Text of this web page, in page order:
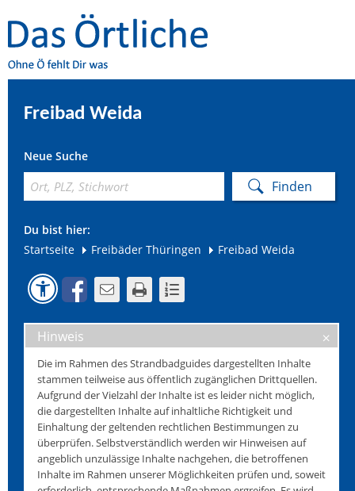
Freibad Weida
Neue Suche
Du bist hier:
Startseite
Freibäder Thüringen Freibad Weida
Hinweis
Die im Rahmen des Strandbadguides dargestellten Inhalte
stammen teilweise aus öffentlich zugänglichen Drittquellen.
Aufgrund der Vielzahl der Inhalte ist es leider nicht möglich,
die dargestellten Inhalte auf inhaltliche Richtigkeit und
Einhaltung der geltenden rechtlichen Bestimmungen zu
überprüfen. Selbstverständlich werden wir Hinweisen auf
angeblich unzulässige Inhalte nachgehen, die betroffenen
Inhalte im Rahmen unserer Möglichkeiten prüfen und, soweit